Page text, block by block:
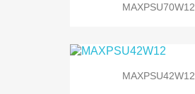
MAXPSU70W12
MAXPSU42W12